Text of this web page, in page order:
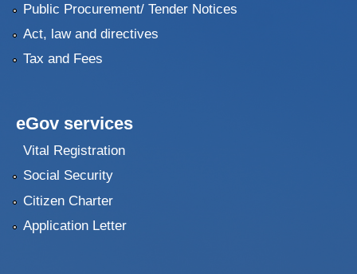
Public Procurement/ Tender Notices
Act, law and directives
Tax and Fees
eGov services
Vital Registration
Social Security
Citizen Charter
Application Letter